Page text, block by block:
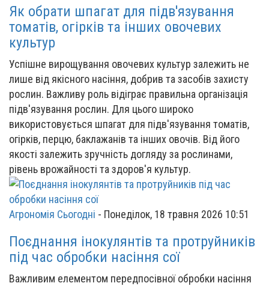
Як обрати шпагат для підв'язування
томатів, огірків та інших овочевих
культур
Успішне вирощування овочевих культур залежить не
лише від якісного насіння, добрив та засобів захисту
рослин. Важливу роль відіграє правильна організація
підв'язування рослин. Для цього широко
використовується шпагат для підв'язування томатів,
огірків, перцю, баклажанів та інших овочів. Від його
якості залежить зручність догляду за рослинами,
рівень врожайності та здоров'я культур.
Агрономія Сьогодні - Понеділок, 18 травня 2026 10:51
Поєднання інокулянтів та протруйників
під час обробки насіння сої
Важливим елементом передпосівної обробки насіння